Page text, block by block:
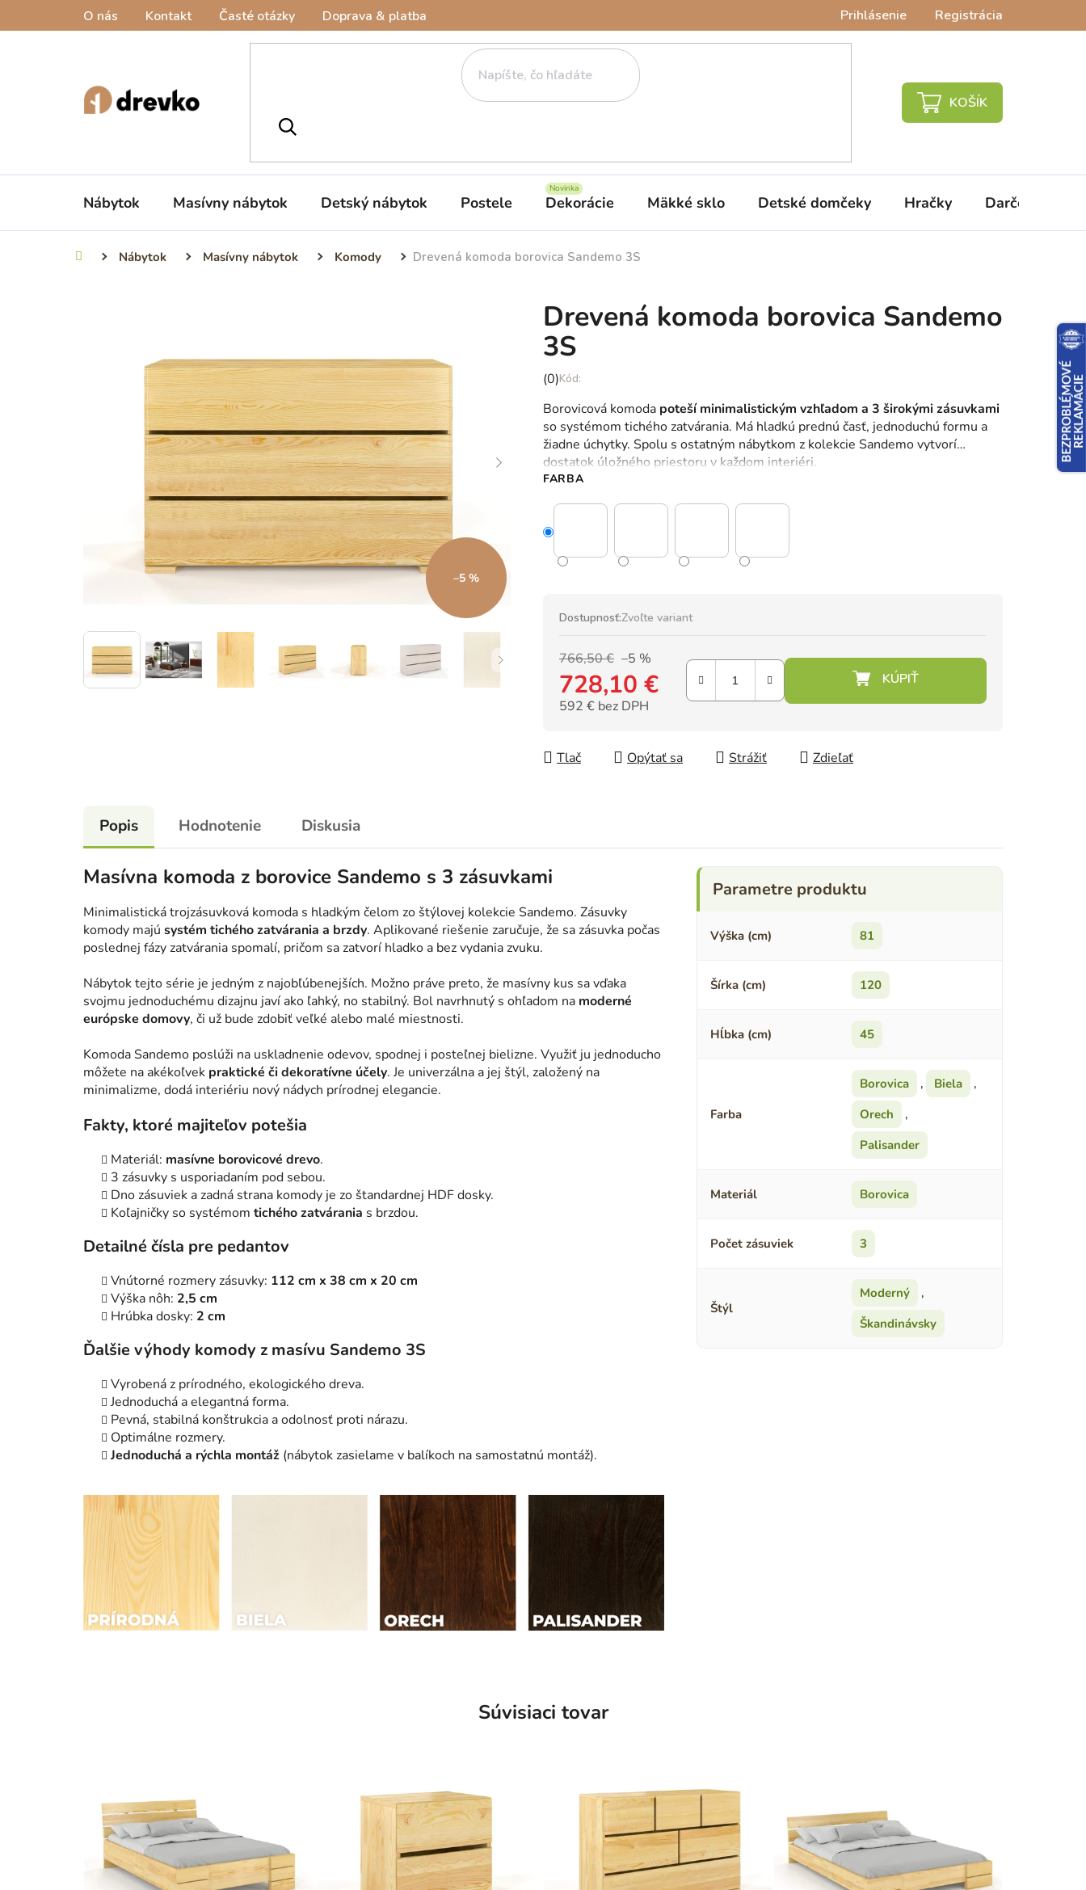
O nás Kontakt Časté otázky Doprava & platba Prihlásenie Registrácia
NÁKUPNÝ
Nábytok Masívny nábytok Detský nábytok Postele Dekorácie Mäkké sklo Detské domčeky Hračky Darčeky
Domov Nábytok Masívny nábytok Komody Drevená komoda borovica Sandemo 3S
Drevená komoda borovica Sandemo
3S
Priemerné
produktu
je
0,0
z
5
hviezdičiek.
(0)
Borovicová komoda poteší minimalistickým vzhľadom a 3 širokými zásuvkami
so systémom tichého zatvárania. Má hladkú prednú časť, jednoduchú formu a
žiadne úchytky. Spolu s ostatným nábytkom z kolekcie Sandemo vytvorí
dostatok úložného priestoru v každom interiéri.
FARBA
Dostupnosť:Zvoľte variant
766,50 € –5 %
728,10 €
592 € bez DPH
Tlač
Opýtať sa Strážiť Zdieľať
–5 %
Popis Hodnotenie Diskusia
Masívna komoda z borovice Sandemo s 3 zásuvkami
Minimalistická trojzásuvková komoda s hladkým čelom zo štýlovej kolekcie Sandemo. Zásuvky
komody majú systém tichého zatvárania a brzdy. Aplikované riešenie zaručuje, že sa zásuvka počas
poslednej fázy zatvárania spomalí, pričom sa zatvorí hladko a bez vydania zvuku.
Nábytok tejto série je jedným z najobľúbenejších. Možno práve preto, že masívny kus sa vďaka
svojmu jednoduchému dizajnu javí ako ľahký, no stabilný. Bol navrhnutý s ohľadom na moderné
európske domovy, či už bude zdobiť veľké alebo malé miestnosti.
Komoda Sandemo poslúži na uskladnenie odevov, spodnej i posteľnej bielizne. Využiť ju jednoducho
môžete na akékoľvek praktické či dekoratívne účely. Je univerzálna a jej štýl, založený na
minimalizme, dodá interiériu nový nádych prírodnej elegancie.
Fakty, ktoré majiteľov potešia
Materiál: masívne borovicové drevo.
3 zásuvky s usporiadaním pod sebou.
Dno zásuviek a zadná strana komody je zo štandardnej HDF dosky.
Koľajničky so systémom tichého zatvárania s brzdou.
Detailné čísla pre pedantov
Vnútorné rozmery zásuvky: 112 cm x 38 cm x 20 cm
Výška nôh: 2,5 cm
Hrúbka dosky: 2 cm
Ďalšie výhody komody z masívu Sandemo 3S
Vyrobená z prírodného, ekologického dreva.
Jednoduchá a elegantná forma.
Pevná, stabilná konštrukcia a odolnosť proti nárazu.
Optimálne rozmery.
Jednoduchá a rýchla montáž (nábytok zasielame v balíkoch na samostatnú montáž).
Výška (cm) 81
Šírka (cm) 120
Hĺbka (cm) 45
Farba
Borovica , Biela
,
Orech
,
Palisander
Materiál Borovica
Počet zásuviek 3
Štýl
Moderný
,
Škandinávsky
Súvisiaci tovar